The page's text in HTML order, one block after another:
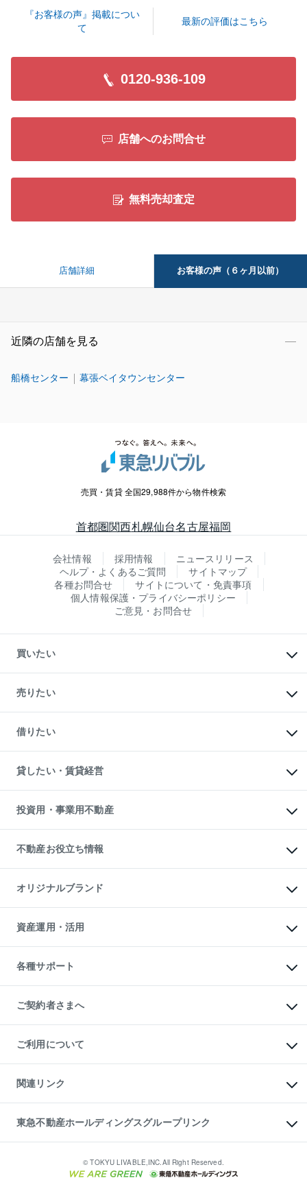
『お客様の声』掲載につい
て
最新の評価はこちら
0120-936-109
店舗へのお問合せ
無料売却査定
店舗詳細 お客様の声（６ヶ月以前）
近隣の店舗を見る
船橋センター 幕張ベイタウンセンター
売買・賃貸 全国29,988件から物件検索
首都圏関西札幌仙台名古屋福岡
会社情報 採用情報
ニュースリリース
ヘルプ・よくあるご質問
サイトマップ
各種お問合せ
サイトについて・免責事項
個人情報保護・プライバシーポリシー
ご意見・お問合せ
買いたい
新築・分譲マンションの購入
中古マンションの購入
一戸建ての購入
中古一戸建ての購入
不動産購入の流れ
注目キーワード物件特集
購入ガイド
English 繁体中文簡体中文
売りたい
一戸建ての売却・査定
土地の売却・査定
スピードAI査定
不動産査定について
不動産売却の流れ
不動産買換えの流れ
売却ガイド
借りたい
オフィス・店舗の賃貸
借りるときの流れ
借りるガイド
貸したい・賃貸経営
マンション賃料データ
賃貸管理プラン
リロケーションについて
貸すガイド
投資用・事業用不動産
事業用不動産
マンション投資
投資用マンション
アパート経営
収益物件
ビル購入（ビル一棟）
投資用不動産の売却査定
事業用不動産の売却査定
不動産お役立ち情報
マンションライブラリー
人気マンションランキング
暮らしに役立つ不動産メディア
不動産相場・不動産価格情報
不動産コラム・ニュース
不動産用語集
不動産なんでもネット相談室
住まいの税金
オリジナルブランド
一棟リノベーションマンション
L`GENTE（ルジェンテ）
区分リノベーションマンション
投資用一棟レジデンスWELL
不動産小口投資
LEGACIA（レガシア）
資産運用・活用
不動産M&A
アセットマネジメント・出資
各種サポート
相続サポート
リフォームサポート
ご契約者さまへ
ご紹介・再契約特典
入居者様専用-各種ご案内（賃貸）
東急こすもす会「こすもすWeb」
ご利用について
金融商品取引について
東急リバブル ソーシャルメディアポリシー
ご意見・お問い合わせ（金融商品取引専用の相談・お問い合わせ窓口）
ダイレクトメール（郵送物）・Eメールなどの送付停止について
関連リンク
これからご結婚される方に東急百貨店のブライダルクラブ
人材サービスのご用命は 東急リバブルスタッフ株式会社まで
東北の逸品を贈ります 東北すぐれものセレクション
東急不動産ホールディングスグループリンク
東急コミュニティー© TOKYU LIVABLE,INC.All Right Reserved.